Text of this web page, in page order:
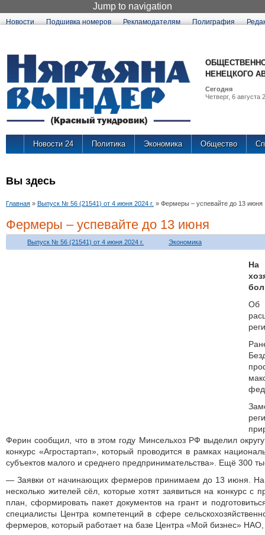
Jump to navigation
Новости Подшивка номеров Рекламодателям Полиграфия
НЕНЕЦКОГО
Сегодня
Четверг, 6 августа
Новости 24 Политика Экономика Общество
Вы здесь
Главная » Выпуск № 56 (21541) от 4 июня 2024 г. » Фермеры – успевайте до 13 июня
Фермеры – успевайте до 13 июня
Выпуск № 56 (21541) от 4 июня 2024 г. Экономика
На
Ферин сообщил, что в этом году Минсельхоз РФ выделил
конкурс «Агростартап», который проводится в рамках
субъектов малого и среднего предпринимательства». Ещё 300
— Заявки от начинающих фермеров принимаем до 13 июня. На
несколько жителей сёл, которые хотят заявиться на конкурс с
план, сформировать пакет документов на грант и
специалисты Центра компетенций в сфере
фермеров, который работает на базе Центра «Мой бизнес»